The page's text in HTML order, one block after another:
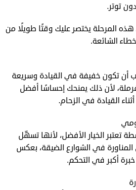
توتر.
هذه المرحلة يختصر عليك وقتًا طويلًا من
الشائعة.
أن تكون خفيفة في القيادة وسريعة
لأن ذلك يمنحك إحساسًا أفضل
القيادة في الزحام.
تعتبر الخيار الأفضل، لأنها تسهّل
في الشوارع الضيقة، بعكس
خبرة أكبر في التحكم.